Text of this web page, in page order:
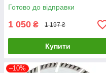
Готово до відправки
1 050 ₴ 1 197 ₴
Купити
–10%